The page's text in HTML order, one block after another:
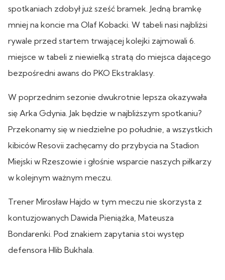
spotkaniach zdobył już sześć bramek. Jedną bramkę
mniej na koncie ma Olaf Kobacki. W tabeli nasi najbliżsi
rywale przed startem trwającej kolejki zajmowali 6.
miejsce w tabeli z niewielką stratą do miejsca dającego
bezpośredni awans do PKO Ekstraklasy.
W poprzednim sezonie dwukrotnie lepsza okazywała
się Arka Gdynia. Jak będzie w najbliższym spotkaniu?
Przekonamy się w niedzielne po południe, a wszystkich
kibiców Resovii zachęcamy do przybycia na Stadion
Miejski w Rzeszowie i głośnie wsparcie naszych piłkarzy
w kolejnym ważnym meczu.
Trener Mirosław Hajdo w tym meczu nie skorzysta z
kontuzjowanych Dawida Pieniążka, Mateusza
Bondarenki. Pod znakiem zapytania stoi występ
defensora Hlib Bukhala.